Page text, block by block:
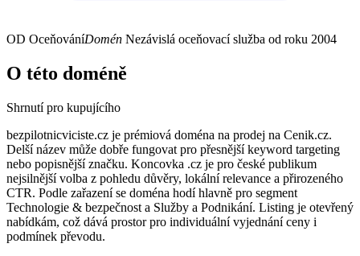
OD OceňováníDomén Nezávislá oceňovací služba od roku 2004
O této doméně
Shrnutí pro kupujícího
bezpilotnicviciste.cz je prémiová doména na prodej na Cenik.cz.
Delší název může dobře fungovat pro přesnější keyword targeting
nebo popisnější značku. Koncovka .cz je pro české publikum
nejsilnější volba z pohledu důvěry, lokální relevance a přirozeného
CTR. Podle zařazení se doména hodí hlavně pro segment
Technologie & bezpečnost a Služby a Podnikání. Listing je otevřený
nabídkám, což dává prostor pro individuální vyjednání ceny i
podmínek převodu.